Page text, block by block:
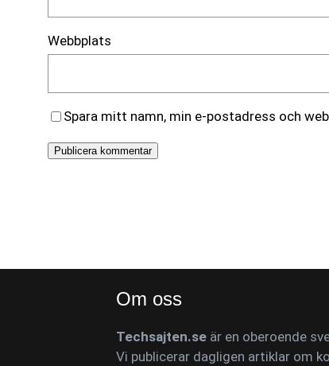
Webbplats
Spara mitt namn, min e-postadress och
Om oss
Techsajten.seär en oberoende
Vi publicerar dagligen artiklar om